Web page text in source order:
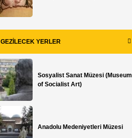
GEZILECEK YERLER
Sosyalist Sanat Müzesi (Museum
of Socialist Art)
Anadolu Medeniyetleri Müzesi